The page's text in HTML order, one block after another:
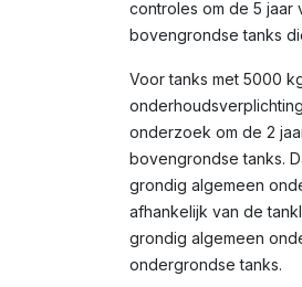
controles om de 5 jaar
bovengrondse tanks
Voor tanks met 5000
onderzoek om de 2
bovengrondse tanks.
grondig algemeen
afhankelijk van de
grondig algemeen
ondergrondse tanks.